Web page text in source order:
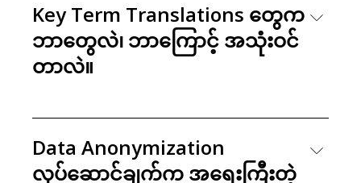
Key Term Translations တွေက
ဘာတွေလဲ၊ ဘာကြောင့် အသုံးဝင်
တာလဲ။
Data Anonymization
လုပ်ဆောင်ချက်က အရေးကြီးတဲ့